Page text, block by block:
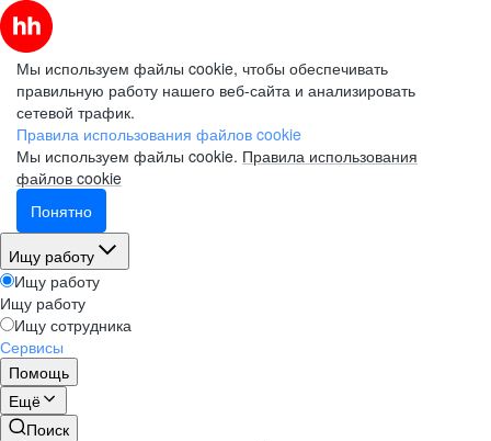
Мы используем файлы cookie, чтобы обеспечивать
правильную работу нашего веб-сайта и анализировать
сетевой трафик.
Правила использования файлов cookie
Мы используем файлы cookie. Правила использования
файлов cookie
Понятно
Ищу работу
Ищу работу
Ищу работу
Ищу сотрудника
Сервисы
Помощь
Ещё
Поиск